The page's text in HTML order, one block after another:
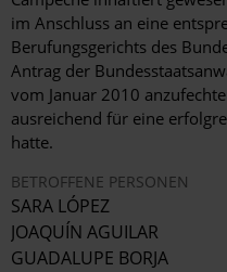
im Anschluss an eine
Berufungsgerichts des
Antrag der
vom Januar 2010
ausreichend für eine
hatte.
BETROFFENE PERSONEN
SARA LÓPEZ
JOAQUÍN AGUILAR
GUADALUPE BORJA